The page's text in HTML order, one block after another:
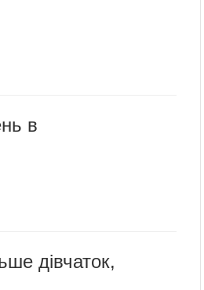
в
дівчаток,